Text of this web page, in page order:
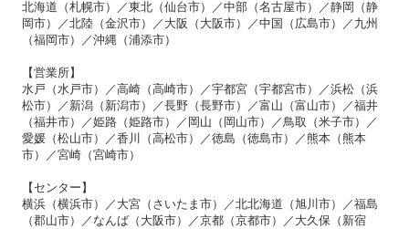
北海道（札幌市）／東北（仙台市）／中部（名古屋市）／静岡（静
岡市）／北陸（金沢市）／大阪（大阪市）／中国（広島市）／九州
（福岡市）／沖縄（浦添市）
【営業所】
水戸（水戸市）／高崎（高崎市）／宇都宮（宇都宮市）／浜松（浜
松市）／新潟（新潟市）／長野（長野市）／富山（富山市）／福井
（福井市）／姫路（姫路市）／岡山（岡山市）／鳥取（米子市）／
愛媛（松山市）／香川（高松市）／徳島（徳島市）／熊本（熊本
市）／宮崎（宮崎市）
【センター】
横浜（横浜市）／大宮（さいたま市）／北北海道（旭川市）／福島
（郡山市）／なんば（大阪市）／京都（京都市）／大久保（新宿